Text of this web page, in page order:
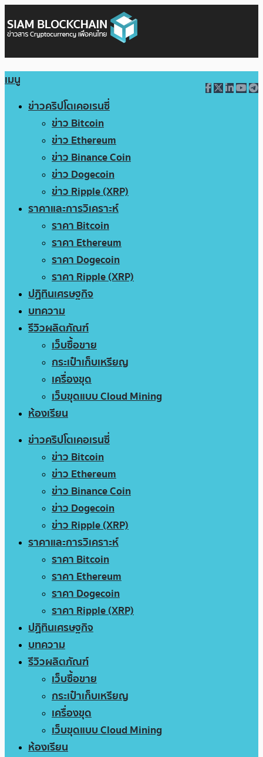
เมนู
ข่าวคริปโตเคอเรนซี่
ข่าว Bitcoin
ข่าว Ethereum
ข่าว Binance Coin
ข่าว Dogecoin
ข่าว Ripple (XRP)
ราคาและการวิเคราะห์
ราคา Bitcoin
ราคา Ethereum
ราคา Dogecoin
ราคา Ripple (XRP)
ปฏิทินเศรษฐกิจ
บทความ
รีวิวผลิตภัณฑ์
เว็บซื้อขาย
กระเป๋าเก็บเหรียญ
เครื่องขุด
เว็บขุดแบบ Cloud Mining
ห้องเรียน
ข่าวคริปโตเคอเรนซี่
ข่าว Bitcoin
ข่าว Ethereum
ข่าว Binance Coin
ข่าว Dogecoin
ข่าว Ripple (XRP)
ราคาและการวิเคราะห์
ราคา Bitcoin
ราคา Ethereum
ราคา Dogecoin
ราคา Ripple (XRP)
ปฏิทินเศรษฐกิจ
บทความ
รีวิวผลิตภัณฑ์
เว็บซื้อขาย
กระเป๋าเก็บเหรียญ
เครื่องขุด
เว็บขุดแบบ Cloud Mining
ห้องเรียน